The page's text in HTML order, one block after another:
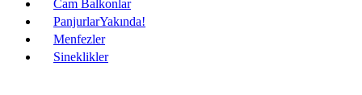
Cam Balkonlar
PanjurlarYakında!
Menfezler
Sineklikler